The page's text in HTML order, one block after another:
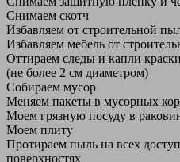
Снимаем скотч
Избавляем от строительной
Избавляем мебель от
Оттираем следы и капли
(не более 2 см диаметром)
Собираем мусор
Меняем пакеты в мусорных
Моем грязную посуду в
Моем плиту
Протираем пыль на всех
поверхностях